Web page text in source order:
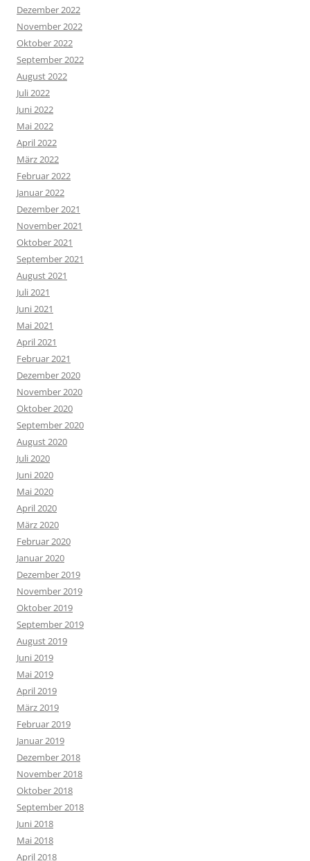
Dezember 2022
November 2022
Oktober 2022
September 2022
August 2022
Juli 2022
Juni 2022
Mai 2022
April 2022
März 2022
Februar 2022
Januar 2022
Dezember 2021
November 2021
Oktober 2021
September 2021
August 2021
Juli 2021
Juni 2021
Mai 2021
April 2021
Februar 2021
Dezember 2020
November 2020
Oktober 2020
September 2020
August 2020
Juli 2020
Juni 2020
Mai 2020
April 2020
März 2020
Februar 2020
Januar 2020
Dezember 2019
November 2019
Oktober 2019
September 2019
August 2019
Juni 2019
Mai 2019
April 2019
März 2019
Februar 2019
Januar 2019
Dezember 2018
November 2018
Oktober 2018
September 2018
Juni 2018
Mai 2018
April 2018